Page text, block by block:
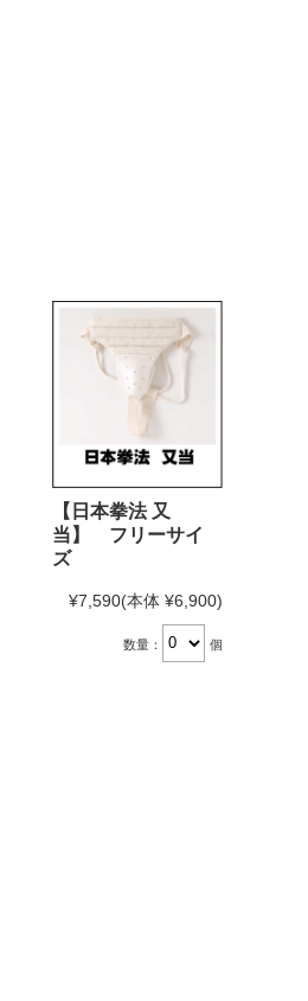
【日本拳法 又
当】 フリーサイ
ズ
¥7,590(本体 ¥6,900)
数量： 個